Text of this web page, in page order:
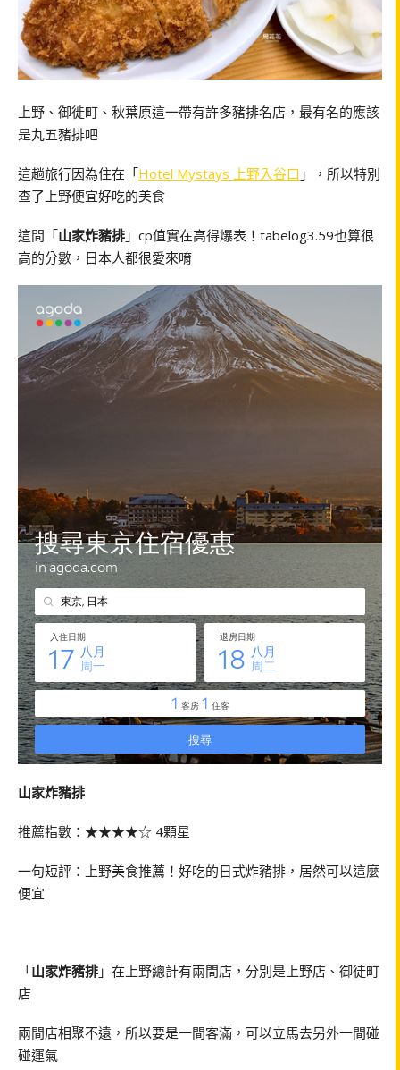
上野、御徙町、秋葉原這一帶有許多豬排名店，最有名的應該
是丸五豬排吧
這趟旅行因為住在「Hotel Mystays 上野入谷口 」，所以特別
查了上野便宜好吃的美食
這間「山家炸豬排 」cp值實在高得爆表！tabelog3.59也算很
高的分數，日本人都很愛來唷
山家炸豬排
推薦指數：★★★★☆ 4顆星
一句短評：上野美食推薦！好吃的日式炸豬排，居然可以這麼
便宜
「山家炸豬排 」在上野總計有兩間店，分別是上野店、御徒町
店
兩間店相聚不遠，所以要是一間客滿，可以立馬去另外一間碰
碰運氣